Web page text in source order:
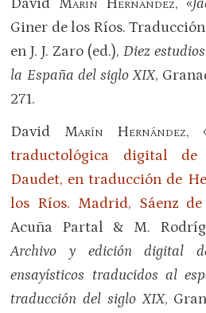
Giner de los Ríos.
en J. J. Zaro (ed.), Diez
la España del siglo XIX,
271.
David Marín Hernández,
traductológica digital de
Daudet, en traducción de
los Ríos. Madrid, Sáenz de
Acuña Partal & M.
Archivo y edición digital
ensayísticos traducidos al
traducción del siglo XIX,